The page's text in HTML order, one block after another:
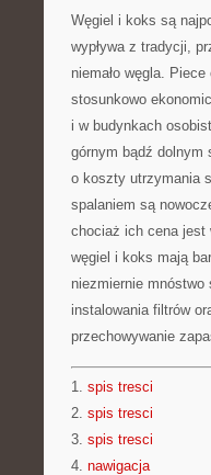
Węgiel i koks są
wypływa z tradycji,
niemało węgla.
stosunkowo
i w budynkach
górnym bądź dolnym
o koszty utrzymania
spalaniem są
chociaż ich cena jest
węgiel i koks mają
niezmiernie
instalowania filtrów
przechowywanie
1. spis tresci
2. spis tresci
3. spis tresci
4. nawigacja